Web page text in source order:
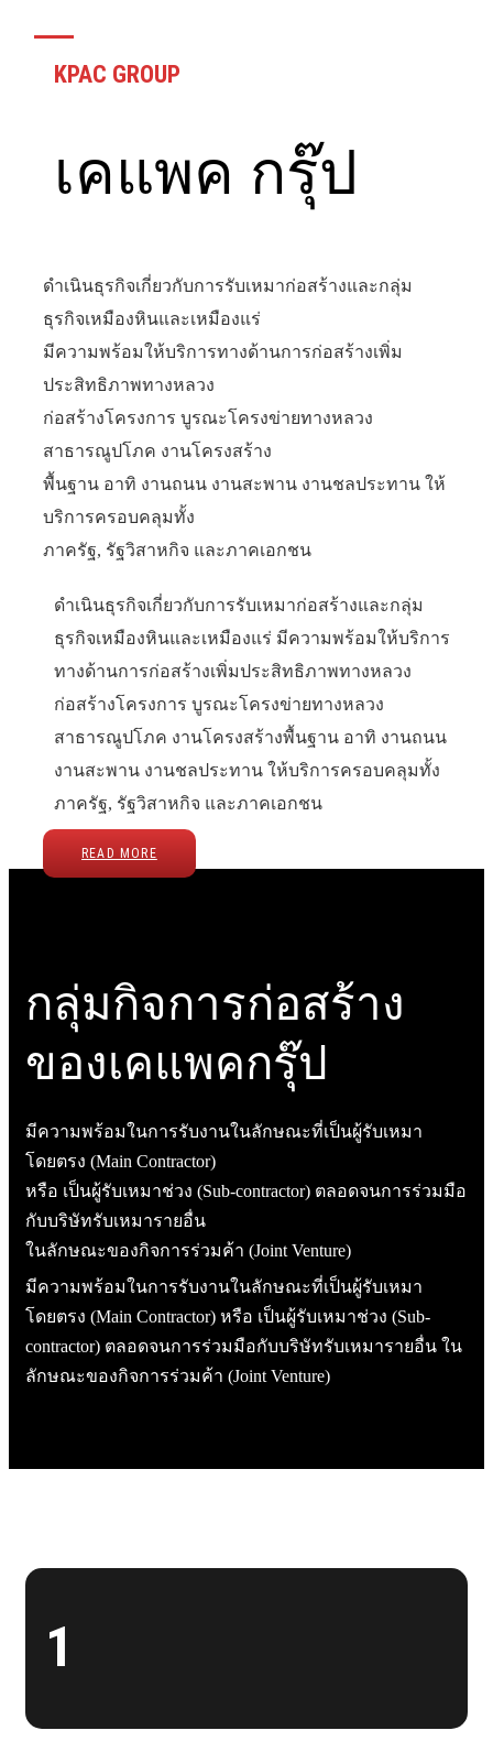
KPAC GROUP
เคแพค กรุ๊ป
ดำเนินธุรกิจเกี่ยวกับการรับเหมาก่อสร้างและกลุ่ม
ธุรกิจเหมืองหินและเหมืองแร่
มีความพร้อมให้บริการทางด้านการก่อสร้างเพิ่ม
ประสิทธิภาพทางหลวง
ก่อสร้างโครงการ บูรณะโครงข่ายทางหลวง
สาธารณูปโภค งานโครงสร้าง
พื้นฐาน อาทิ งานถนน งานสะพาน งานชลประทาน ให้
บริการครอบคลุมทั้ง
ภาครัฐ, รัฐวิสาหกิจ และภาคเอกชน
ดำเนินธุรกิจเกี่ยวกับการรับเหมาก่อสร้างและกลุ่ม
ธุรกิจเหมืองหินและเหมืองแร่ มีความพร้อมให้บริการ
ทางด้านการก่อสร้างเพิ่มประสิทธิภาพทางหลวง
ก่อสร้างโครงการ บูรณะโครงข่ายทางหลวง
สาธารณูปโภค งานโครงสร้างพื้นฐาน อาทิ งานถนน
งานสะพาน งานชลประทาน ให้บริการครอบคลุมทั้ง
ภาครัฐ, รัฐวิสาหกิจ และภาคเอกชน
READ MORE
กลุ่มกิจการก่อสร้าง
ของเคแพคกรุ๊ป
มีความพร้อมในการรับงานในลักษณะที่เป็นผู้รับเหมา
โดยตรง (Main Contractor)
หรือ เป็นผู้รับเหมาช่วง (Sub-contractor) ตลอดจนการร่วมมือ
กับบริษัทรับเหมารายอื่น
ในลักษณะของกิจการร่วมค้า (Joint Venture)
มีความพร้อมในการรับงานในลักษณะที่เป็นผู้รับเหมา
โดยตรง (Main Contractor) หรือ เป็นผู้รับเหมาช่วง (Sub-
contractor) ตลอดจนการร่วมมือกับบริษัทรับเหมารายอื่น ใน
ลักษณะของกิจการร่วมค้า (Joint Venture)
1